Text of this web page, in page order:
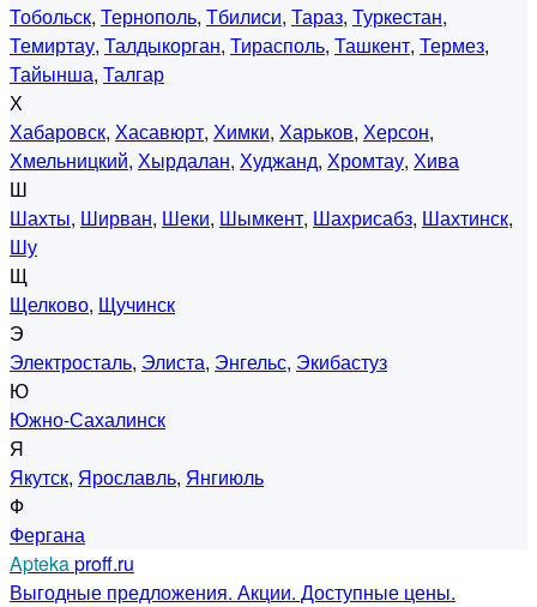
Тобольск, Тернополь, Тбилиси, Тараз, Туркестан,
Темиртау, Талдыкорган, Тирасполь, Ташкент, Термез,
Тайынша, Талгар
Х
Хабаровск, Хасавюрт, Химки, Харьков, Херсон,
Хмельницкий, Хырдалан, Худжанд, Хромтау, Хива
Ш
Шахты, Ширван, Шеки, Шымкент, Шахрисабз, Шахтинск,
Шу
Щ
Щелково, Щучинск
Э
Электросталь, Элиста, Энгельс, Экибастуз
Ю
Южно-Сахалинск
Я
Якутск, Ярославль, Янгиюль
Ф
Фергана
Aptekaproff.ru
Выгодные предложения. Акции. Доступные цены.